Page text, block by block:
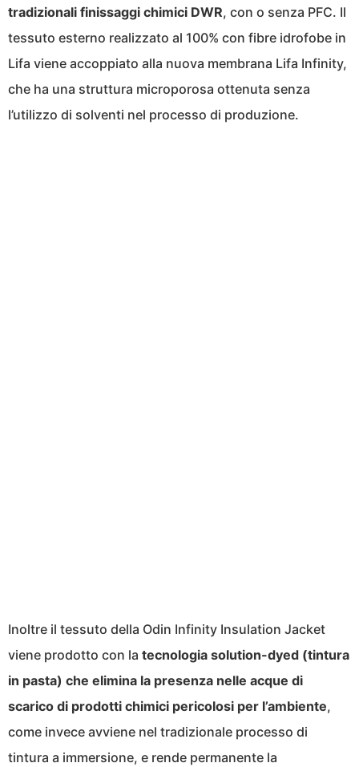
tradizionali finissaggi chimici DWR, con o senza PFC. Il
tessuto esterno realizzato al 100% con fibre idrofobe in
Lifa viene accoppiato alla nuova membrana Lifa Infinity,
che ha una struttura microporosa ottenuta senza
l’utilizzo di solventi nel processo di produzione.
Inoltre il tessuto della Odin Infinity Insulation Jacket
viene prodotto con la tecnologia solution-dyed (tintura
in pasta) che elimina la presenza nelle acque di
scarico di prodotti chimici pericolosi per l’ambiente,
come invece avviene nel tradizionale processo di
tintura a immersione, e rende permanente la